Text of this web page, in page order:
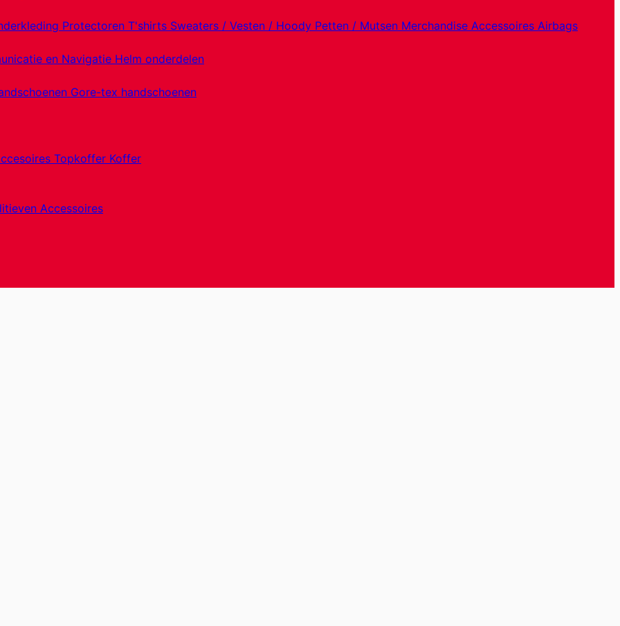
Protectoren T'shirts Sweaters / Vesten / Hoody Petten / Mutsen Merchandise Accessoires Airbags
en Navigatie Helm onderdelen
Gore-tex handschoenen
Topkoffer Koffer
Accessoires